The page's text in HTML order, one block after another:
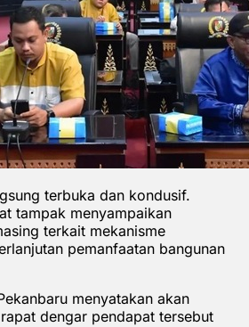
terbuka dan kondusif.
tampak menyampaikan
terkait mekanisme
pemanfaatan bangunan
menyatakan akan
dengar pendapat tersebut